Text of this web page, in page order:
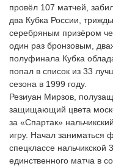
провёл 107 матчей,
два Кубка России,
серебряным призёром
один раз бронзовым,
полуфинала Кубка
попал в список из 33
сезона в 1999 году.
Резиуан Мирзов,
защищающий цвета
за «Спартак»
игру. Начал заниматься
спецклассе
единственного матча в